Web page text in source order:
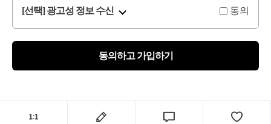
[선택] 광고성 정보 수신 동의
동의하고 가입하기